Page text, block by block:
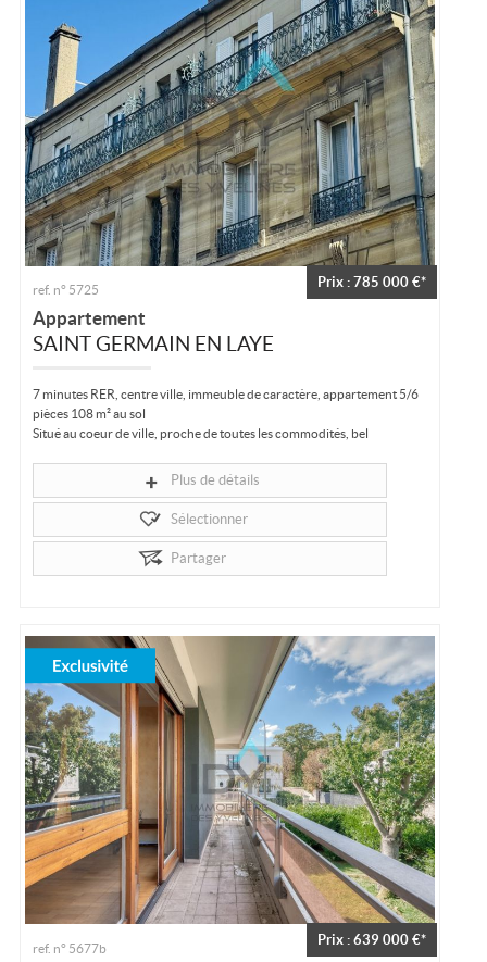
Prix : 785 000 €*
ref. n° 5725
Appartement
SAINT GERMAIN EN LAYE
7 minutes RER, centre ville, immeuble de caractère, appartement 5/6
pièces 108 m² au sol
Situé au coeur de ville, proche de toutes les commodités, bel
Plus de détails
Sélectionner
Partager
Prix : 639 000 €*
ref. n° 5677b